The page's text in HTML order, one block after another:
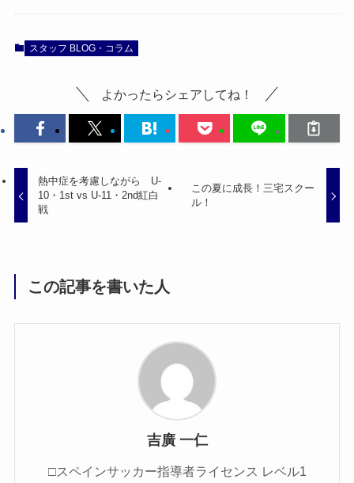
スタッフ BLOG・コラム
よかったらシェアしてね！
熱中症を考慮しながら U-
10・1st vs U-11・2nd紅白
戦
この夏に成長！三宅スクー
ル！
この記事を書いた人
吉廣 一仁
□スペインサッカー指導者ライセンス レベル1